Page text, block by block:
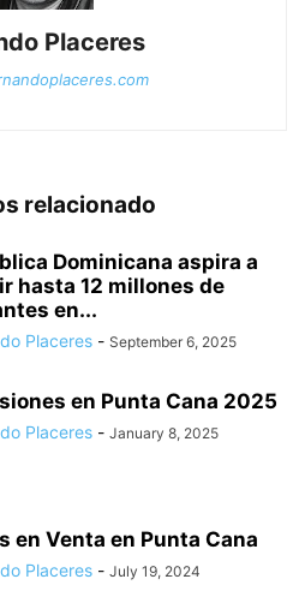
Placeres
relacionado
Dominicana aspira a
hasta 12 millones de
en...
Placeres - September 6, 2025
en Punta Cana 2025
Placeres - January 8, 2025
en Venta en Punta Cana
Placeres - July 19, 2024